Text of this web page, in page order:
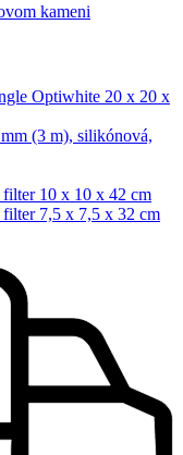
kameni
Optiwhite 20 x 20 x
(3 m), silikónová,
10 x 10 x 42 cm
7,5 x 7,5 x 32 cm